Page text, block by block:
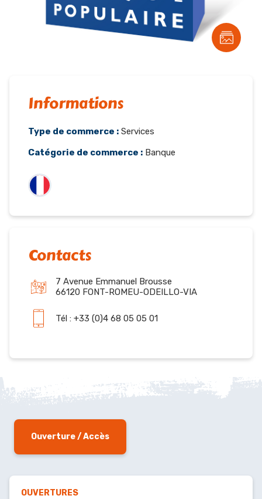
Informations
Type de commerce : Services
Catégorie de commerce : Banque
Contacts
7 Avenue Emmanuel Brousse
66120 FONT-ROMEU-ODEILLO-VIA
Tél : +33 (0)4 68 05 05 01
Ouverture / Accès
OUVERTURES